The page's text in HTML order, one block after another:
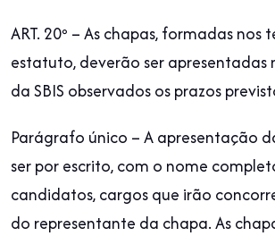
ART. 20º – As chapas, formadas nos
estatuto, deverão ser apresentadas
da SBIS observados os prazos
Parágrafo único – A apresentação
ser por escrito, com o nome
candidatos, cargos que irão
do representante da chapa. As